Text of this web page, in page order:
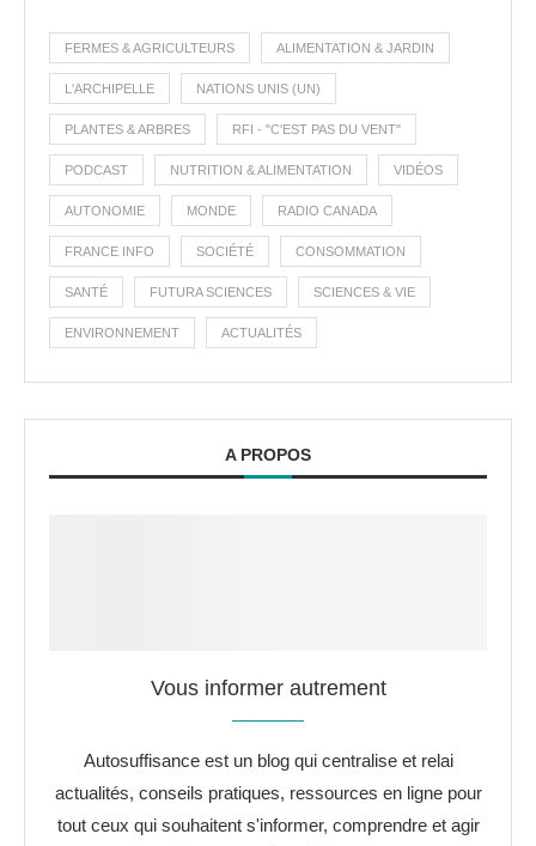
FERMES & AGRICULTEURS ALIMENTATION & JARDIN
L'ARCHIPELLE NATIONS UNIS (UN)
PLANTES & ARBRES RFI - "C'EST PAS DU VENT"
PODCAST NUTRITION & ALIMENTATION VIDÉOS
AUTONOMIE MONDE RADIO CANADA
FRANCE INFO SOCIÉTÉ CONSOMMATION
SANTÉ FUTURA SCIENCES SCIENCES & VIE
ENVIRONNEMENT ACTUALITÉS
A PROPOS
Vous informer autrement
Autosuffisance est un blog qui centralise et relai
actualités, conseils pratiques, ressources en ligne pour
tout ceux qui souhaitent s'informer, comprendre et agir